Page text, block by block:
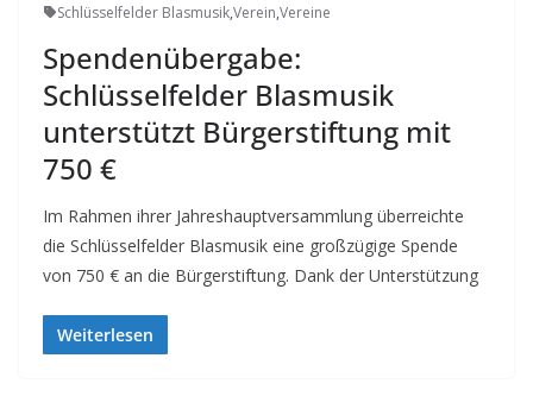
Schlüsselfelder Blasmusik,Verein,Vereine
Spendenübergabe:
Schlüsselfelder Blasmusik
unterstützt Bürgerstiftung mit
750 €
Im Rahmen ihrer Jahreshauptversammlung überreichte
die Schlüsselfelder Blasmusik eine großzügige Spende
von 750 € an die Bürgerstiftung. Dank der Unterstützung
Weiterlesen